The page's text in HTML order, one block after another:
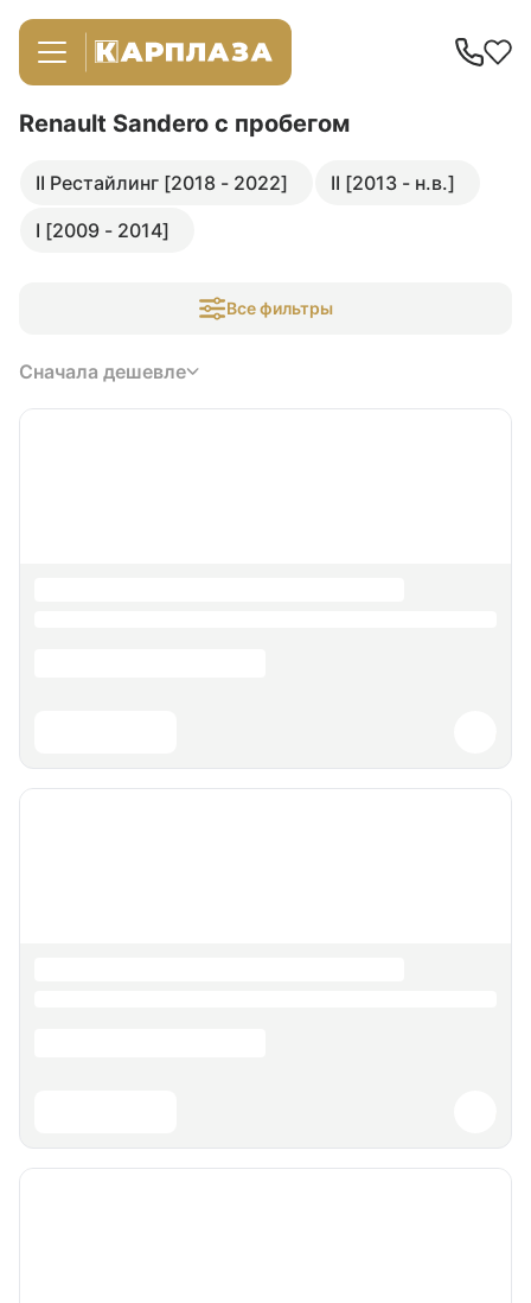
Renault Sandero с пробегом
II Рестайлинг [2018 - 2022]
II [2013 - н.в.]
I [2009 - 2014]
Все фильтры
Сначала дешевле